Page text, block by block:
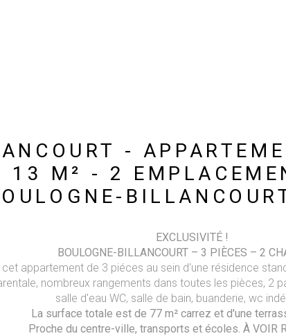
-
13 M² - 2
EXCLUSIVITÉ !
BOULOGNE-BILLANCOURT – 3 PIÈCES – 2
appartement de 3 piéces au sein d'une résidence
nombreux rangements dans toutes les pièces, 2
salle d'eau WC, salle de bain, buanderie, wc
La surface totale est de 77 m² carrez et d'une
Proche du centre-ville, transports et écoles. À VOIR